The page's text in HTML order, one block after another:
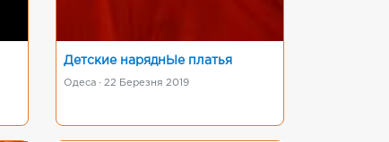
Детские наряднЬІе платья
Одеса · 22 Березня 2019